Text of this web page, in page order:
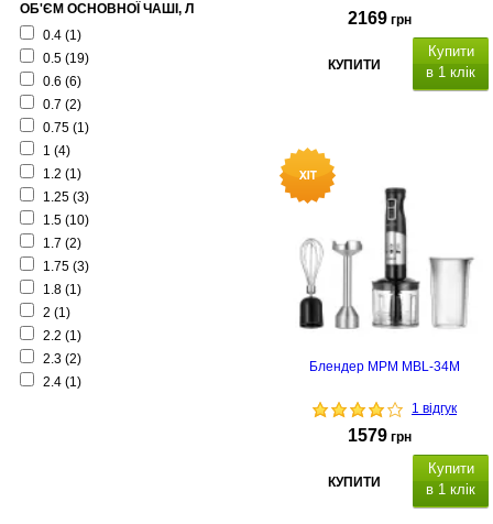
ОБ'ЄМ ОСНОВНОЇ ЧАШІ, Л
0.4 (1)
0.5 (19)
0.6 (6)
0.7 (2)
0.75 (1)
1 (4)
1.2 (1)
1.25 (3)
1.5 (10)
1.7 (2)
1.75 (3)
1.8 (1)
2 (1)
2.2 (1)
2.3 (2)
2.4 (1)
2169 грн
КУПИТИ
Купити
в 1 клік
Блендер MPM MBL-34M
1 відгук
1579 грн
КУПИТИ
Купити
в 1 клік